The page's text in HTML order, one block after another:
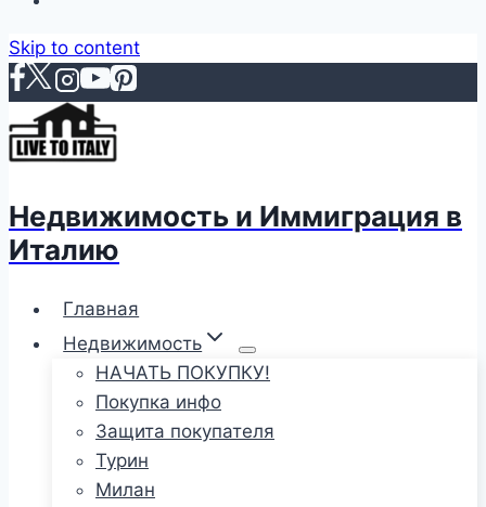
Skip to content
Недвижимость и Иммиграция в
Италию
Главная
Недвижимость
НАЧАТЬ ПОКУПКУ!
Покупка инфо
Защита покупателя
Турин
Милан